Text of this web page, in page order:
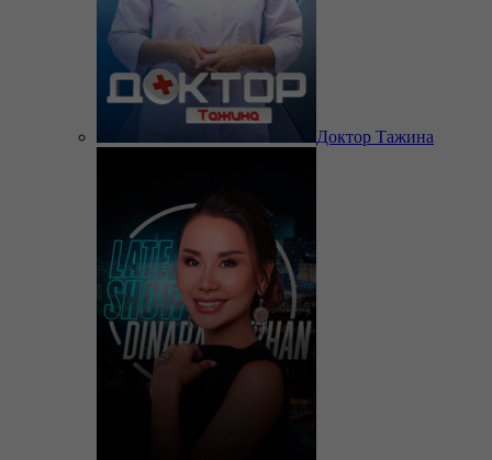
Доктор Тажина